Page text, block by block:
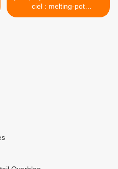
ciel : melting-pot
uchronique >